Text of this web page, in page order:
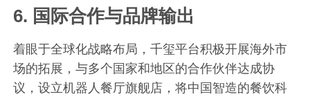
6. 国际合作与品牌输出
着眼于全球化战略布局，千玺平台积极开展海外市
场的拓展，与多个国家和地区的合作伙伴达成协
议，设立机器人餐厅旗舰店，将中国智造的餐饮科